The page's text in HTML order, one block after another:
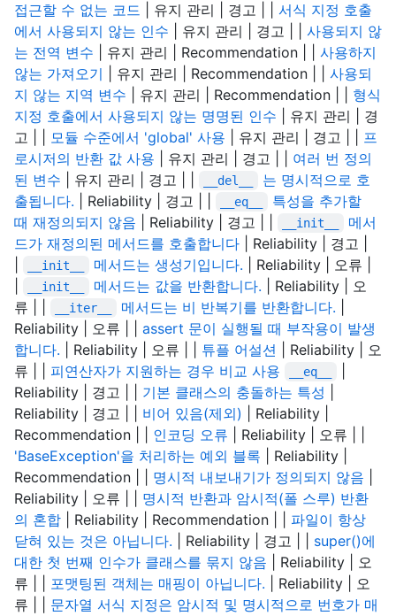
접근할 수 없는 코드 | 유지 관리 | 경고 | | 서식 지정 호출
에서 사용되지 않는 인수 | 유지 관리 | 경고 | | 사용되지 않
는 전역 변수 | 유지 관리 | Recommendation | | 사용하지
않는 가져오기 | 유지 관리 | Recommendation | | 사용되
지 않는 지역 변수 | 유지 관리 | Recommendation | | 형식
지정 호출에서 사용되지 않는 명명된 인수 | 유지 관리 | 경
고 | | 모듈 수준에서 'global' 사용 | 유지 관리 | 경고 | | 프
로시저의 반환 값 사용 | 유지 관리 | 경고 | | 여러 번 정의
된 변수 | 유지 관리 | 경고 | | __del__
는 명시적으로 호
출됩니다. | Reliability | 경고 | | __eq__
특성을 추가할
때 재정의되지 않음 | Reliability | 경고 | | __init__
메서
드가 재정의된 메서드를 호출합니다 | Reliability | 경고 |
__init__ 메서드는 생성기입니다. | Reliability | 오류 |
__init__ 메서드는 값을 반환합니다. | Reliability | 오
류 | |
__iter__ 메서드는 비 반복기를 반환합니다.
Reliability | 오류 | | assert 문이 실행될 때 부작용이 발생
합니다. | Reliability | 오류 | | 튜플 어설션 | Reliability | 오
류 | | 피연산자가 지원하는 경우 비교 사용 __eq__
Reliability | 경고 | | 기본 클래스의 충돌하는 특성
Reliability | 경고 | | 비어 있음(제외) | Reliability |
Recommendation | | 인코딩 오류 | Reliability | 오류 | |
'BaseException'을 처리하는 예외 블록 | Reliability |
Recommendation | | 명시적 내보내기가 정의되지 않음
Reliability | 오류 | | 명시적 반환과 암시적(폴 스루) 반환
의 혼합 | Reliability | Recommendation | | 파일이 항상
닫혀 있는 것은 아닙니다. | Reliability | 경고 | | super()에
대한 첫 번째 인수가 클래스를 묶지 않음 | Reliability | 오
류 | | 포맷팅된 객체는 매핑이 아닙니다. | Reliability | 오
류 | | 문자열 서식 지정은 암시적 및 명시적으로 번호가 매